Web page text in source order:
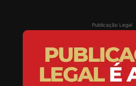
Publicação Legal